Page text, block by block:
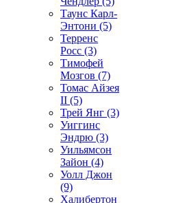
Таунс Карл-
Энтони (5)
Терренс
Росс (3)
Тимофей
Мозгов (7)
Томас Айзея
II (5)
Трей Янг (3)
Уиггинс
Эндрю (3)
Уильямсон
Зайон (4)
Уолл Джон
(9)
Халибертон